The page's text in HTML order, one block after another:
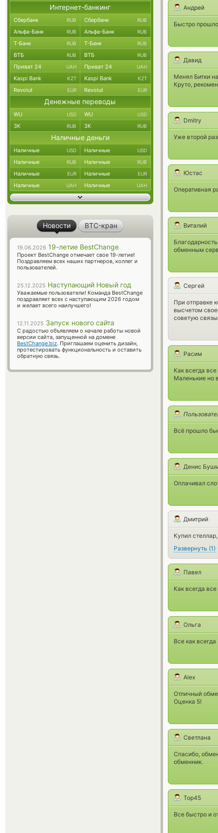
Андрей
Быстро
Давид
Менял Битки
Круто,
Dmitry
Уже второй
Юстас
Оперативная
Виталий
обменным
Сергей
При отправке
высчетом
советую
Расим
Как всегда
Маленькие но
Всё прошло
Денис
Оплачивал
Дмитрий
Купил
Развернуть (1)
Павел
Как всегда
Ольга
Все как
Alex
Отличный
Оценка 5!
Светлана
Спасибо,
обменник.
Тор45
Все быстро и
Интернет-банкинг
Сбербанк RUB Сбербанк RUB
Альфа-Банк RUB Альфа-Банк RUB
Т-Банк RUB Т-Банк RUB
ВТБ RUB ВТБ RUB
Приват 24 UAH Приват 24 UAH
Kaspi Bank KZT Kaspi Bank KZT
Revolut EUR Revolut EUR
Денежные переводы
WU USD WU USD
ЗК RUB ЗК RUB
Наличные деньги
Наличные USD Наличные USD
Наличные RUB Наличные RUB
Наличные EUR Наличные EUR
Наличные UAH Наличные UAH
Новости BTC-кран
19.06.2026 19-летие BestChange
Проект BestChange отмечает свое 19-летие!
Поздравляем всех наших партнеров, коллег и
пользователей.
25.12.2025 Наступающий Новый год
Уважаемые пользователи! Команда BestChange
поздравляет всех с наступающим 2026 годом
и желает всего наилучшего!
12.11.2025 Запуск нового сайта
С радостью объявляем о начале работы новой
версии сайта, запущенной на домене
BestChange.biz. Приглашаем оценить дизайн,
протестировать функциональность и оставить
обратную связь.